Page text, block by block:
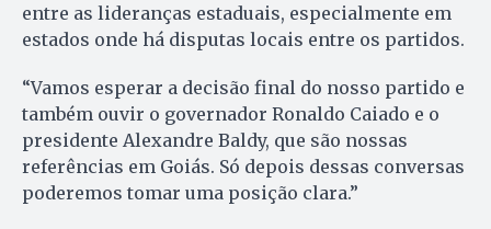
entre as lideranças estaduais, especialmente em
estados onde há disputas locais entre os partidos.
“Vamos esperar a decisão final do nosso partido e
também ouvir o governador Ronaldo Caiado e o
presidente Alexandre Baldy, que são nossas
referências em Goiás. Só depois dessas conversas
poderemos tomar uma posição clara.”